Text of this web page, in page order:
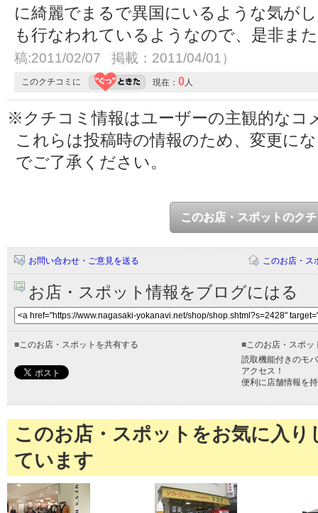
に綺麗でまるで異国にいるような気が
も行なわれているようなので、是非ま
稿:2011/02/07 掲載：2011/04/01）
このクチコミに 現在： 0人
※クチコミ情報はユーザーの主観的なコ
これらは投稿時の情報のため、変更に
でご了承ください。
このお店・スポットのク
お問い合わせ・ご意見を送る このお店・ス
お店・スポット情報をブログにはる
■このお店・スポットを共有する ■このお店・スポッ
読取機能付きのモ
アクセス！
便利に店舗情報を
このお店・スポットをお気に入
ています